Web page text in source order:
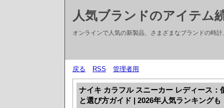
人気ブランドのアイテム
オンラインで人気の新製品、さまざまなブランドの時
戻る RSS 管理者用
ナイキ カラフル スニーカー レディース：
と選び方ガイド | 2026年人気ランキングも